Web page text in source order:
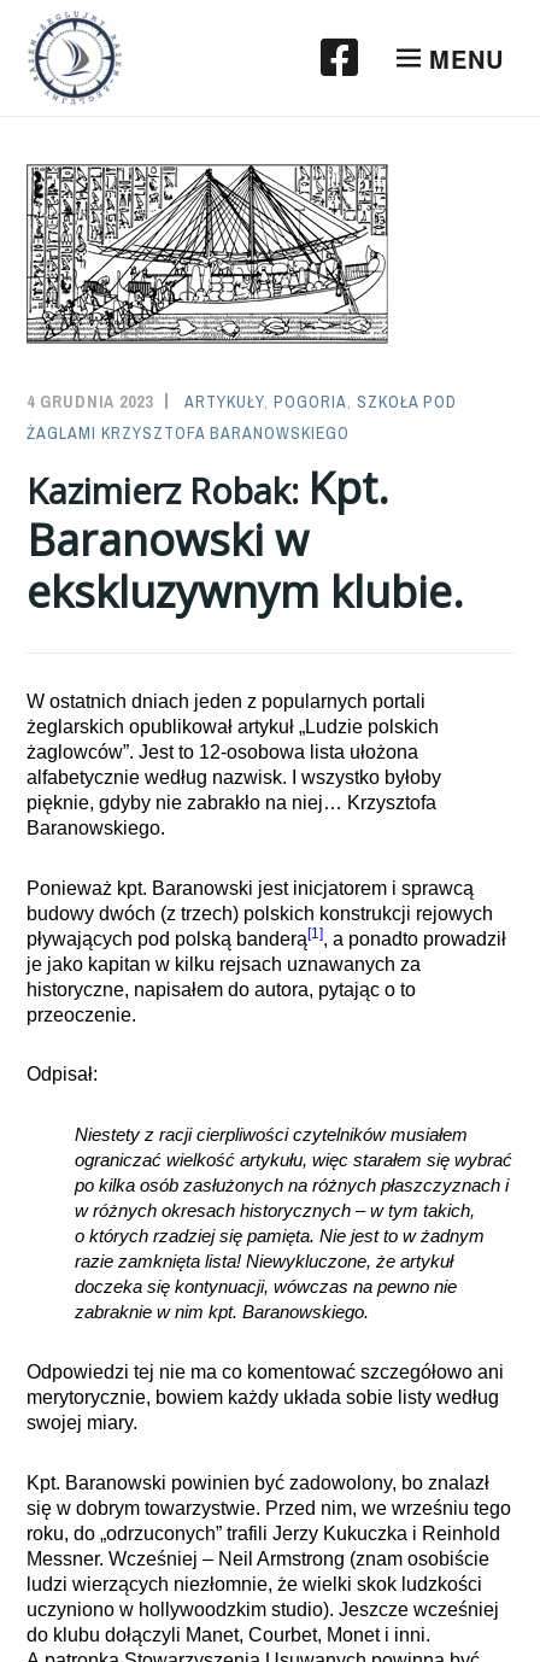
Przeskocz
treści
MENU
4 GRUDNIA 2023
SAILOR-
ADMIN
ARTYKUŁY,POGORIA,SZKOŁA POD
ŻAGLAMI KRZYSZTOFA BARANOWSKIEGO
Kazimierz Robak: Kpt.
Baranowski w
ekskluzywnym klubie.
W ostatnich dniach jeden z popularnych portali
żeglarskich opublikował artykuł „Ludzie polskich
żaglowców”. Jest to 12-osobowa lista ułożona
alfabetycznie według nazwisk. I wszystko byłoby
pięknie, gdyby nie zabrakło na niej… Krzysztofa
Baranowskiego.
Ponieważ kpt. Baranowski jest inicjatorem i sprawcą
budowy dwóch (z trzech) polskich konstrukcji rejowych
pływających pod polską banderą[1], a ponadto prowadził
je jako kapitan w kilku rejsach uznawanych za
historyczne, napisałem do autora, pytając o to
przeoczenie.
Odpisał:
Niestety z racji cierpliwości czytelników musiałem
ograniczać wielkość artykułu, więc starałem się wybrać
po kilka osób zasłużonych na różnych płaszczyznach i
w różnych okresach historycznych – w tym takich,
o których rzadziej się pamięta. Nie jest to w żadnym
razie zamknięta lista! Niewykluczone, że artykuł
doczeka się kontynuacji, wówczas na pewno nie
zabraknie w nim kpt. Baranowskiego.
Odpowiedzi tej nie ma co komentować szczegółowo ani
merytorycznie, bowiem każdy układa sobie listy według
swojej miary.
Kpt. Baranowski powinien być zadowolony, bo znalazł
się w dobrym towarzystwie. Przed nim, we wrześniu tego
roku, do „odrzuconych” trafili Jerzy Kukuczka i Reinhold
Messner. Wcześniej – Neil Armstrong (znam osobiście
ludzi wierzących niezłomnie, że wielki skok ludzkości
uczyniono w hollywoodzkim studio). Jeszcze wcześniej
do klubu dołączyli Manet, Courbet, Monet i inni.